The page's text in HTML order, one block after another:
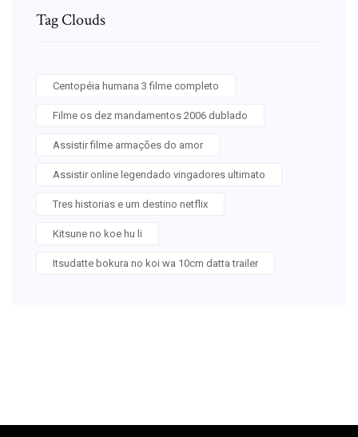
Tag Clouds
Centopéia humana 3 filme completo
Filme os dez mandamentos 2006 dublado
Assistir filme armações do amor
Assistir online legendado vingadores ultimato
Tres historias e um destino netflix
Kitsune no koe hu li
Itsudatte bokura no koi wa 10cm datta trailer